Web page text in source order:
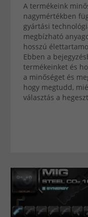
A termékeink
nagymértékben
gyártási
megbízható
hosszú
Ebben a
termékeinket és
a minőséget és
hogy megtudd,
választás a